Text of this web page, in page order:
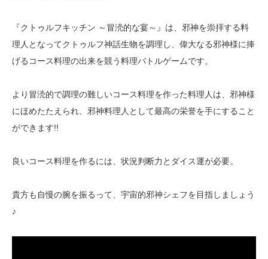
『クトゥルフキッチン ～冒涜的な宴～』は、邪神を崇拝する料
理人となってクトゥルフ神話生物を調理し、偉大なる邪神様に捧
げるコース料理の出来を競う料理バトルゲームです。
より冒涜的で調理の難しいコース料理を作った料理人は、邪神様
にほめたたえられ、邪神料理人として最高の栄誉を手にすること
ができます!!
良いコース料理を作るには、状況判断力とダイス運が必要。
貴方も自慢の腕を振るって、宇宙的邪神シェフを目指しましょう
♪